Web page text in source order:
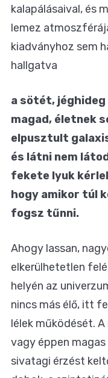
kalapálásaival, és
lemez
kiadványhoz sem
hallgatva
a sötét,
magad, életnek
elpusztult
és látni nem
fekete lyuk
hogy amikor túl
fogsz tűnni.
Ahogy lassan,
elkerülhetetlen
helyén az
nincs más élő, itt
lélek működését.
vagy éppen
sivatagi érzést